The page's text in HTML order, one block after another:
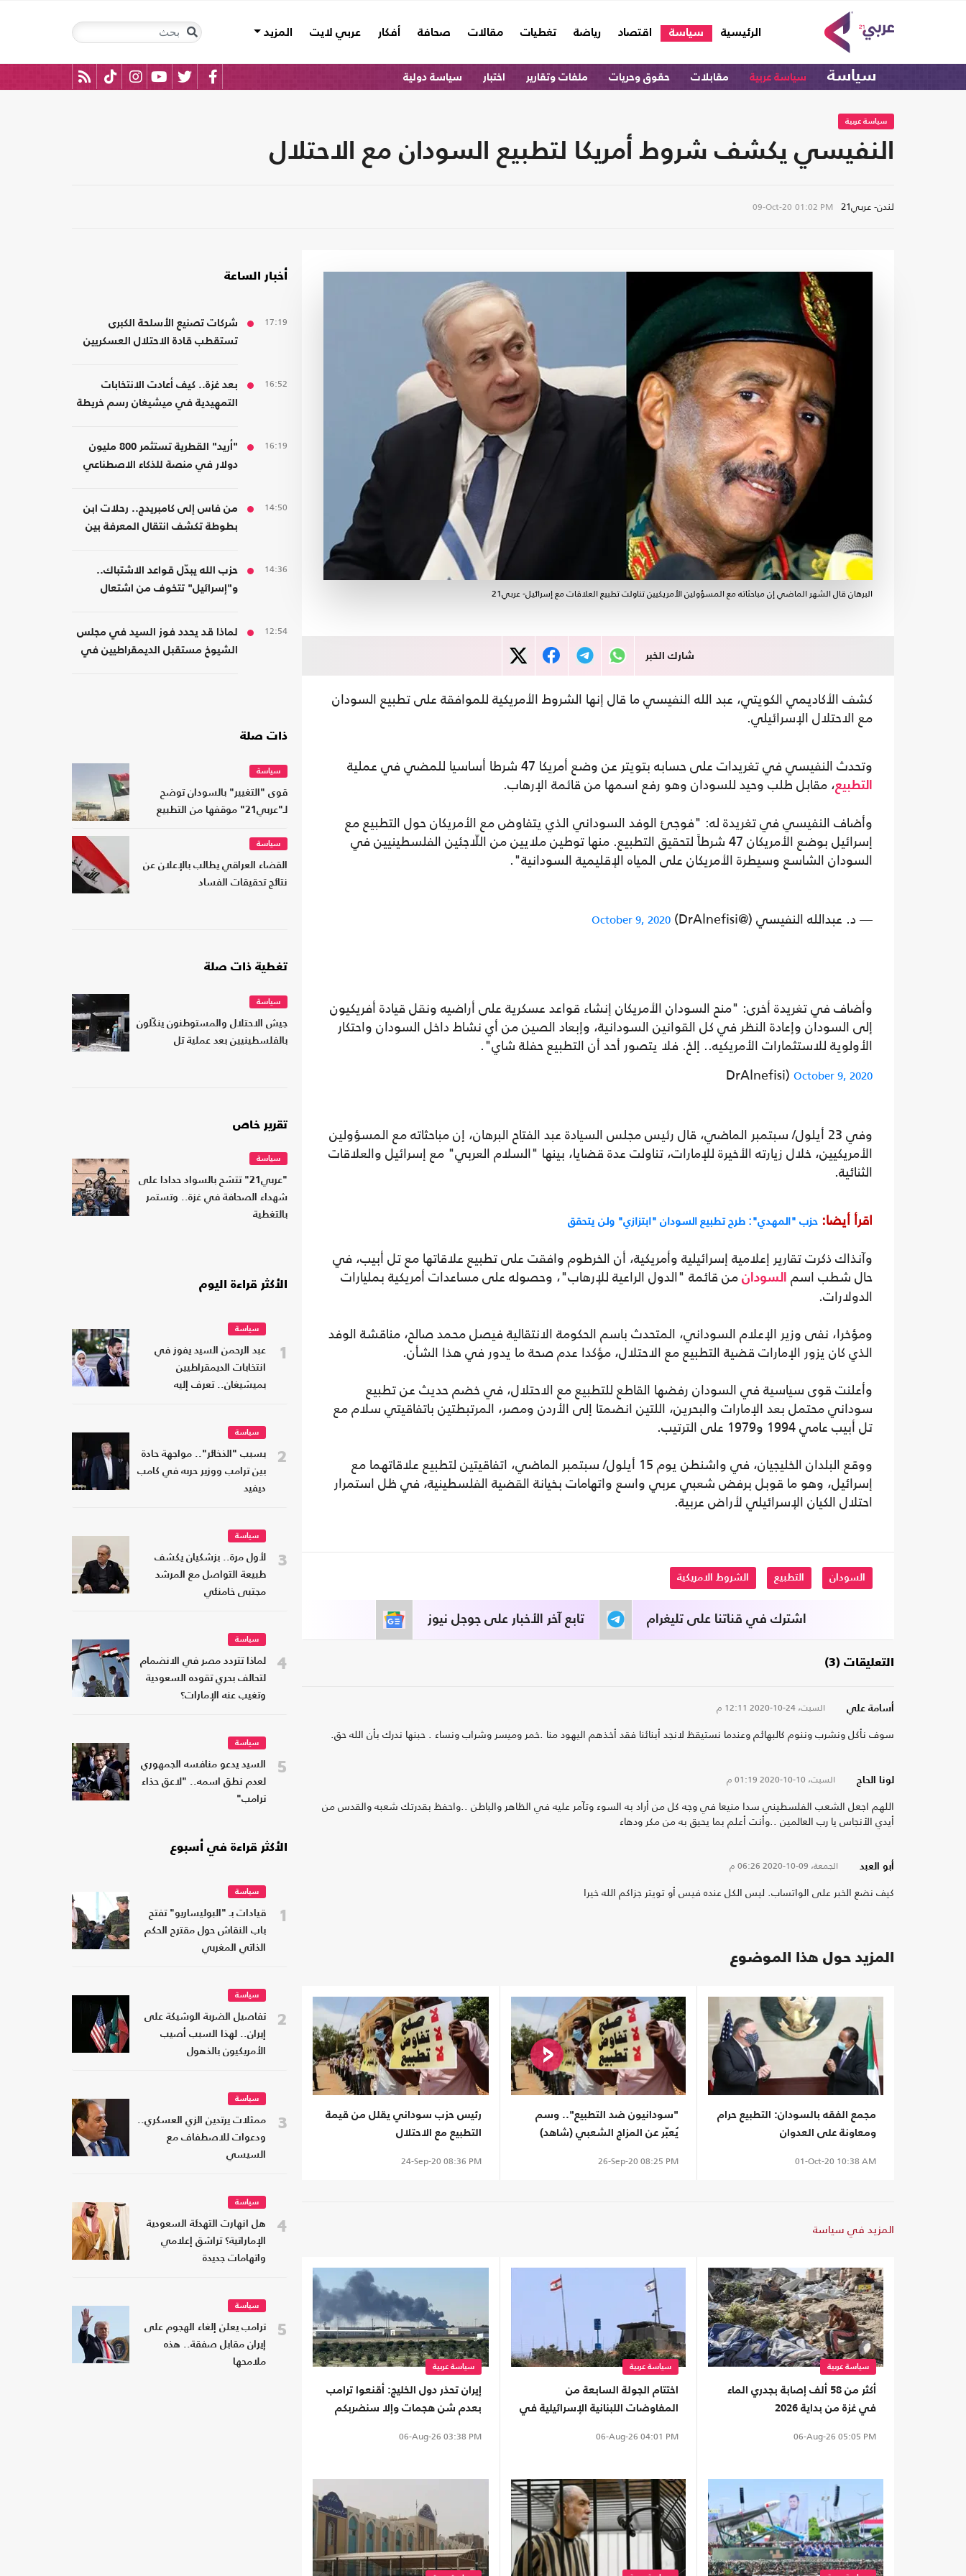
الرئيسية
(current) سياسة اقتصاد رياضة تغطيات مقالات صحافة أفكار عربي لايت المزيد
سياسة سياسة عربية مقابلات حقوق وحريات ملفات وتقارير اختبار سياسة دولية
سياسة عربية
النفيسي يكشف شروط أمريكا لتطبيع السودان مع الاحتلال
لندن- عربي21 09-Oct-20 01:02 PM
البرهان قال الشهر الماضي إن مباحثاته مع المسؤولين الأمريكيين تناولت تطبيع العلاقات مع إسرائيل- عربي21
شارك الخبر
كشف الأكاديمي الكويتي، عبد الله النفيسي ما قال إنها الشروط الأمريكية للموافقة على تطبيع السودان
مع الاحتلال الإسرائيلي.
وتحدث النفيسي في تغريدات على حسابه بتويتر عن وضع أمريكا 47 شرطا أساسيا للمضي في عملية
التطبيع، مقابل طلب وحيد للسودان وهو رفع اسمها من قائمة الإرهاب.
وأضاف النفيسي في تغريدة له: "فوجئ الوفد السوداني الذي يتفاوض مع الأمريكان حول التطبيع مع
إسرائيل بوضع الأمريكان 47 شرطاً لتحقيق التطبيع. منها توطين ملايين من اللّاجئين الفلسطينيين في
السودان الشاسع وسيطرة الأمريكان على المياه الإقليمية السودانية".
— د. عبدالله النفيسي (@DrAlnefisi) October 9, 2020
وأضاف في تغريدة أخرى: "منح السودان الأمريكان إنشاء قواعد عسكرية على أراضيه ونقل قيادة أفريكيون
إلى السودان وإعادة النظر في كل القوانين السودانية، وإبعاد الصين من أي نشاط داخل السودان واحتكار
الأولوية للاستثمارات الأمريكيه.. إلخ. فلا يتصور أحد أن التطبيع حفلة شاي".
DrAlnefisi) October 9, 2020
وفي 23 أيلول/ سبتمبر الماضي، قال رئيس مجلس السيادة عبد الفتاح البرهان، إن مباحثاته مع المسؤولين
الأمريكيين، خلال زيارته الأخيرة للإمارات، تناولت عدة قضايا، بينها "السلام العربي" مع إسرائيل والعلاقات
الثنائية.
اقرأ أيضا: حزب "المهدي": طرح تطبيع السودان "ابتزازي" ولن يتحقق
وآنذاك ذكرت تقارير إعلامية إسرائيلية وأمريكية، أن الخرطوم وافقت على تطبيع علاقاتها مع تل أبيب، في
حال شطب اسم
السودان من قائمة "الدول الراعية للإرهاب"، وحصوله على مساعدات أمريكية بمليارات
الدولارات.
ومؤخرا، نفى وزير الإعلام السوداني، المتحدث باسم الحكومة الانتقالية فيصل محمد صالح، مناقشة الوفد
الذي كان يزور الإمارات قضية التطبيع مع الاحتلال، مؤكدا عدم صحة ما يدور في هذا الشأن.
وأعلنت قوى سياسية في السودان رفضها القاطع للتطبيع مع الاحتلال، في خضم حديث عن تطبيع
سوداني محتمل بعد الإمارات والبحرين، اللتين انضمتا إلى الأردن ومصر، المرتبطتين باتفاقيتي سلام مع
تل أبيب عامي 1994 و1979 على الترتيب.
ووقع البلدان الخليجيان، في واشنطن يوم 15 أيلول/ سبتمبر الماضي، اتفاقيتين لتطبيع علاقاتهما مع
إسرائيل، وهو ما قوبل برفض شعبي عربي واسع واتهامات بخيانة القضية الفلسطينية، في ظل استمرار
احتلال الكيان الإسرائيلي لأراض عربية.
السودان التطبيع الشروط الامريكية
تابع آخر الأخبار على جوجل نيوز اشترك في قناتنا على تليغرام
التعليقات (3)
أسامة علي السبت، 24-10-2020 12:11 م
سوف نأكل ونشرب وننوم كالبهائم وعندما نستيقظ لانجد أبنائنا فقد أخذهم اليهود منا .خمر وميسر وشراب ونساء . حبنها ندرك بأن الله حق.
لونا الحاج السبت، 10-10-2020 01:19 م
اللهم اجعل الشعب الفلسطيني سدا منيعا في وجه كل من أراد به السوء وتآمر عليه في الظاهر والباطن ..واحفظ بقدرتك شعبه والقدس من
أيدي الأنجاس يا رب العالمين ..وأنت أعلم بما يحيق به من مكر ودهاء
أبو العبد الجمعة، 09-10-2020 06:26 م
كيف نضع الخبر على الواتساب. ليس الكل عنده فيس أو تويتر جزاكم الله خيرا
المزيد حول هذا الموضوع
مجمع الفقه بالسودان: التطبيع حرام
ومعاونة على العدوان
01-Oct-20 10:38 AM
"سودانيون ضد التطبيع".. وسم
يُعبّر عن المزاج الشعبي (شاهد)
26-Sep-20 08:25 PM
رئيس حزب سوداني يقلل من قيمة
التطبيع مع الاحتلال
24-Sep-20 08:36 PM
المزيد في سياسة
سياسة عربية
أكثر من 58 ألف إصابة بجدري الماء
في غزة من بداية 2026
06-Aug-26 05:05 PM
سياسة عربية
اختتام الجولة السابعة من
المفاوضات اللبنانية الإسرائيلية في
06-Aug-26 04:01 PM
سياسة عربية
إيران تحذر دول الخليج: أقنعوا ترامب
بعدم شن هجمات وإلا سنضربكم
06-Aug-26 03:38 PM
أخبار الساعة
17:19
شركات تصنيع الأسلحة الكبرى
تستقطب قادة الاحتلال العسكريين
16:52
بعد غزة.. كيف أعادت الانتخابات
التمهيدية في ميشيغان رسم خريطة
16:19
"أريد" القطرية تستثمر 800 مليون
دولار في منصة للذكاء الاصطناعي
14:50
من فاس إلى كامبريدج.. رحلات ابن
بطوطة تكشف انتقال المعرفة بين
14:36
حزب الله يبدّل قواعد الاشتباك..
و"إسرائيل" تتخوف من اشتعال
12:54
لماذا قد يحدد فوز السيد في مجلس
الشيوخ مستقبل الديمقراطيين في
ذات صلة
سياسة
قوى "التغيير" بالسودان توضح
لـ"عربي21" موقفها من التطبيع
سياسة
القضاء العراقي يطالب بالإعلان عن
نتائج تحقيقات الفساد
تغطية ذات صلة
سياسة
جيش الاحتلال والمستوطنون ينكّلون
بالفلسطينيين بعد عملية تل
تقرير خاص
سياسة
"عربي21" تتشح بالسواد حدادا على
شهداء الصحافة في غزة.. وتستمر
بالتغطية
الأكثر قراءة اليوم
1
سياسة
عبد الرحمن السيد يفوز في
انتخابات الديمقراطيين
بميشيغان.. تعرف إليه
2
سياسة
بسبب "الذخائر".. مواجهة حادة
بين ترامب ووزير حربه في كامب
ديفيد
3
سياسة
لأول مرة.. بزشكيان يكشف
طبيعة التواصل مع المرشد
مجتبى خامنئي
4
سياسة
لماذا تتردد مصر في الانضمام
لتحالف بحري تقوده السعودية
وتغيب عنه الإمارات؟
5
سياسة
السيد يدعو منافسه الجمهوري
لعدم نطق اسمه.. "لاعق حذاء
ترامب"
الأكثر قراءة في أسبوع
1
سياسة
قيادات بـ "البوليساريو" تفتح
باب النقاش حول مقترح الحكم
الذاتي المغربي
2
سياسة
تفاصيل الضربة الوشيكة على
إيران.. لهذا السبب أصيب
الأمريكيون بالذهول
3
سياسة
ممثلات يرتدين الزي العسكري..
ودعوات للاصطفاف مع
السيسي
4
سياسة
هل انهارت التهدئة السعودية
الإماراتية؟ تراشق إعلامي
واتهامات جديدة
5
سياسة
ترامب يعلن إلغاء الهجوم على
إيران مقابل صفقة.. هذه
ملامحها